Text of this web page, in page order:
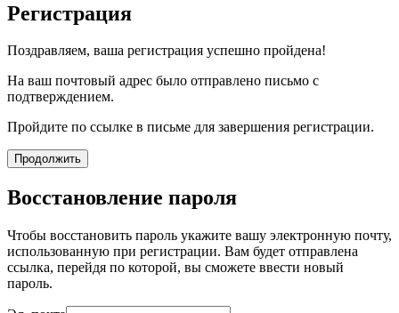
Регистрация
Поздравляем, ваша регистрация успешно пройдена!
На ваш почтовый адрес было отправлено письмо с
подтверждением.
Пройдите по ссылке в письме для завершения регистрации.
Продолжить
Восстановление пароля
Чтобы восстановить пароль укажите вашу электронную почту,
использованную при регистрации. Вам будет отправлена
ссылка, перейдя по которой, вы сможете ввести новый
пароль.